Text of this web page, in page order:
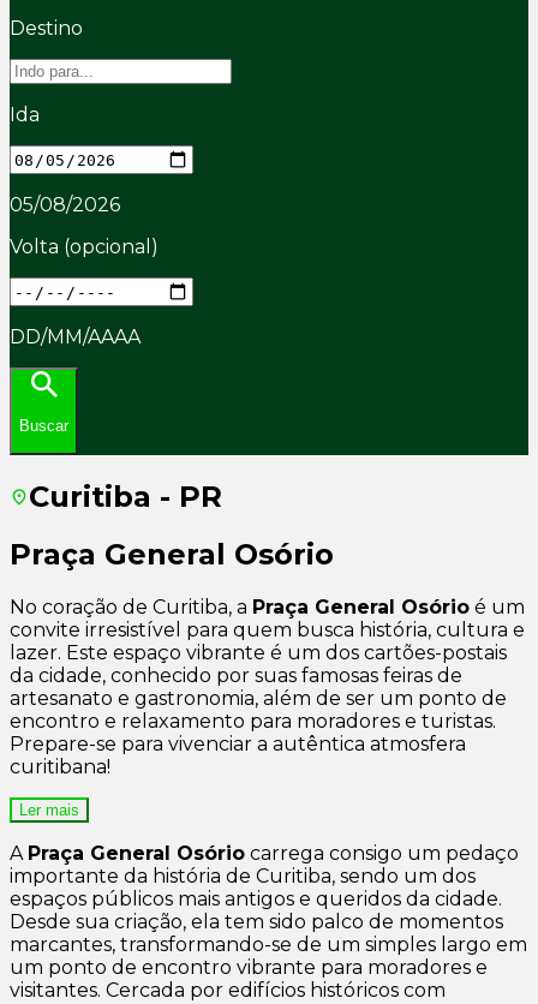
Destino
Ida
05/08/2026
Volta (opcional)
DD/MM/AAAA
Buscar
Curitiba - PR
Praça General Osório
No coração de Curitiba, a Praça General Osório é um
convite irresistível para quem busca história, cultura e
lazer. Este espaço vibrante é um dos cartões-postais
da cidade, conhecido por suas famosas feiras de
artesanato e gastronomia, além de ser um ponto de
encontro e relaxamento para moradores e turistas.
Prepare-se para vivenciar a autêntica atmosfera
curitibana!
Ler mais
A Praça General Osório carrega consigo um pedaço
importante da história de Curitiba, sendo um dos
espaços públicos mais antigos e queridos da cidade.
Desde sua criação, ela tem sido palco de momentos
marcantes, transformando-se de um simples largo em
um ponto de encontro vibrante para moradores e
visitantes. Cercada por edifícios históricos com